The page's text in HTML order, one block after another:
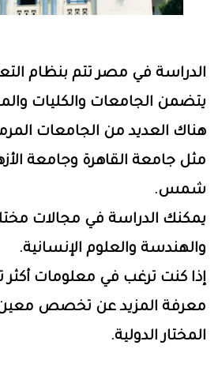
الدراسة في مصر تتم بنظام
يتضمن الجامعات والكليات
هناك العديد من الجامعات
مثل جامعة القاهرة وجامعة
شمس.
يمكنك الدراسة في مجالات
والهندسة والعلوم الإنسانية.
إذا كنت ترغب في معلومات أكثر
معرفة المزيد عن تخصص
المختار الدولية.